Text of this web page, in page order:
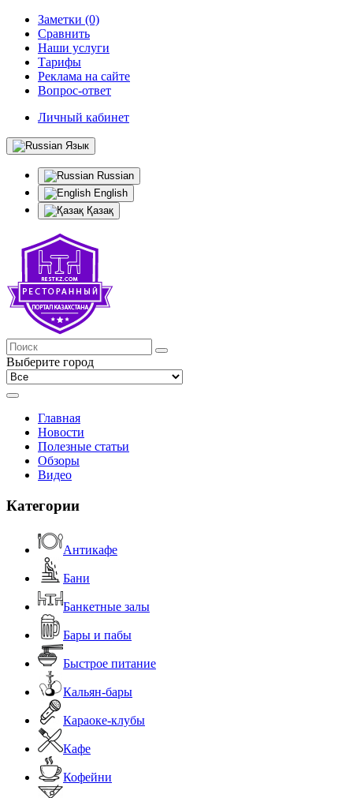
Заметки (0)
Сравнить
Наши услуги
Тарифы
Реклама на сайте
Вопрос-ответ
Личный кабинет
Язык
Russian
English
Қазақ
Выберите город
Главная
Новости
Полезные статьи
Обзоры
Видео
Категории
Антикафе
Бани
Банкетные залы
Бары и пабы
Быстрое питание
Кальян-бары
Караоке-клубы
Кафе
Кофейни